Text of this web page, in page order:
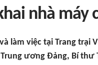
nhà máy
làm việc tại Trang trại
ương Đảng, Bí